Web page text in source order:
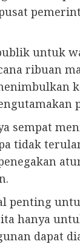
untuk
ribuan
sempat
tidak
penting
hanya
dapat